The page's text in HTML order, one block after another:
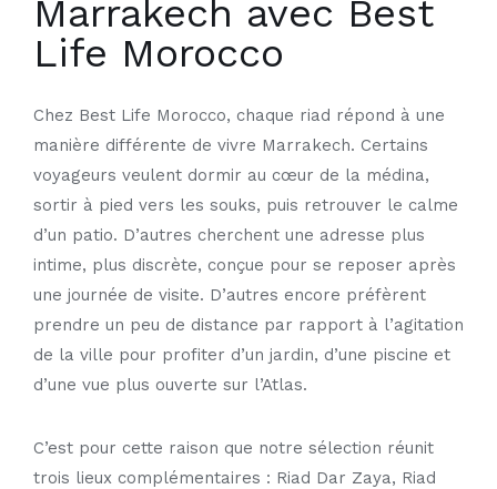
Marrakech avec Best
Life Morocco
Chez Best Life Morocco, chaque riad répond à une
manière différente de vivre Marrakech. Certains
voyageurs veulent dormir au cœur de la médina,
sortir à pied vers les souks, puis retrouver le calme
d’un patio. D’autres cherchent une adresse plus
intime, plus discrète, conçue pour se reposer après
une journée de visite. D’autres encore préfèrent
prendre un peu de distance par rapport à l’agitation
de la ville pour profiter d’un jardin, d’une piscine et
d’une vue plus ouverte sur l’Atlas.
C’est pour cette raison que notre sélection réunit
trois lieux complémentaires : Riad Dar Zaya, Riad